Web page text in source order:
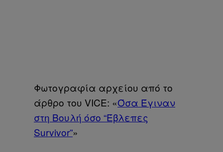
Φωτογραφία αρχείου από το
άρθρο του VICE: «Όσα Έγιναν
στη Βουλή όσο “Έβλεπες
Survivor”»